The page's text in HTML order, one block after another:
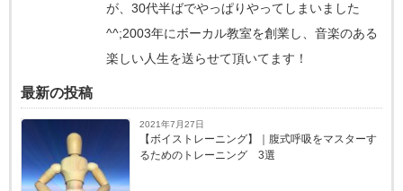
が、30代半ばでやっぱりやってしまいました
^^;2003年にボーカル教室を創業し、音楽のある
楽しい人生を送らせて頂いてます！
最新の投稿
2021年7月27日
【ボイストレーニング】｜腹式呼吸をマスターす
るためのトレーニング 3選